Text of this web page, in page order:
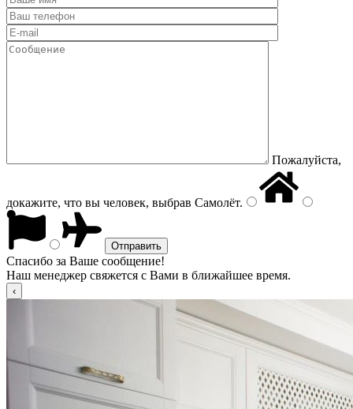
Пожалуйста,
докажите, что вы человек, выбрав Самолёт.
Спасибо за Ваше сообщение!
Наш менеджер свяжется с Вами в ближайшее время.